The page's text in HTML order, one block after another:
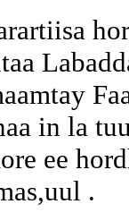
in la
ee
.